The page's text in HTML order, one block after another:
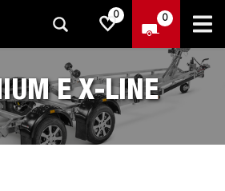
0 0
E X-LINE